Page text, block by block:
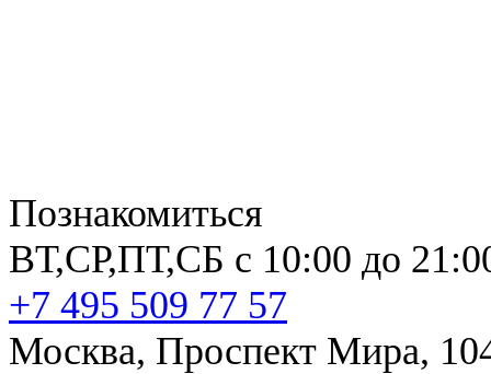
Познакомиться
ВТ,СР,ПТ,СБ с 10:00 до
+7 495 509 77 57
Москва, Проспект Мира,